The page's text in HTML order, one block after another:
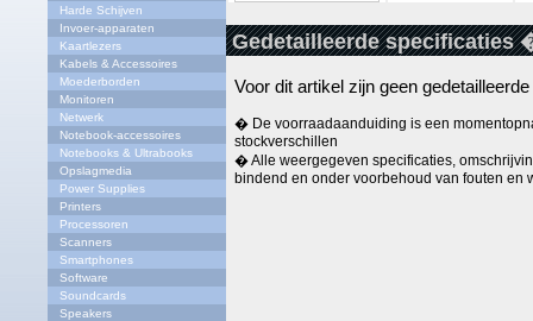
Harde Schijven
Invoer-apparaten
Kaartlezers
Kabels & Accessoires
Moederborden
Monitoren
Netwerk
Notebook-accessoires
Notebooks & Ultrabooks
Opslagmedia
Power Supplies
Printers
Processoren
Scanners
Smartphones
Software
Soundcards
Speakers
Gedetailleerde specificaties
Voor dit artikel zijn geen
� De voorraadaanduiding is een
stockverschillen
� Alle weergegeven specificaties,
bindend en onder voorbehoud van fouten en